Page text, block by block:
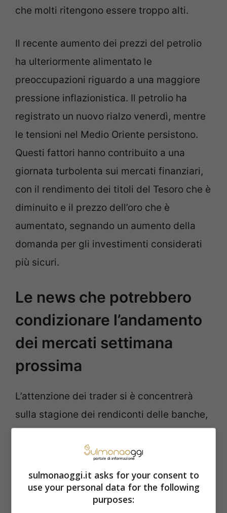
che molti ritengono essere troppo alti.
Il recente aumento dei prezzi del petrolio
ha ulteriormente alimentato le
preoccupazioni riguardo a una maggiore
pressione inflazionistica. Il petrolio ha
registrato un nuovo rialzo venerdì, mentre
le tensioni nel Medio Oriente persistono.
Questi fattori hanno contribuito a una
giornata turbolenta sui mercati finanziari,
con il rendimento dei titoli del Tesoro che è
diminuito e il prezzo dell’oro che è
aumentato, segnando un aumento della
domanda per gli investimenti considerati
più sicuri.
Le news che potrebbero
condizionare l’andamento
dei mercati settimana
prossima
L’attenzione dei trader si è concentrerà
sulla stagione dei rendiconti delle banche,
Johnson & Johnson e UnitedHealth Group
che presenteranno i loro rapporti la
prossima settimana. Le dichiarazioni dei
funzionari della Federal Reserve saranno
sulmonaoggi.it asks for your consent to
use your personal data for the following
purposes: